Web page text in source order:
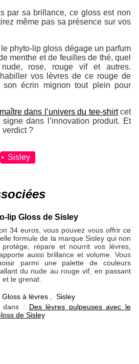
par sa brillance, ce gloss est non
même pas sa présence sur vos
le phyto-lip gloss dégage un parfum
menthe et de feuilles de thé, quel
rose, rouge vif et autres.
vos lèvres de ce rouge de
son écrin mignon tout plein pour
dans l’univers du tee-shirtcet
dans l’innovation produit. Et
verdict ?
Sisley
lip Gloss de Sisley
34 euros, vous pouvez vous offrir ce
formule de la marque Sisley qui non
protège, répare et nourrit vos lèvres,
aussi brillance et volume. Vous
parmi une palette de couleurs
du nude au rouge vif, en passant
le grenat.
Gloss à lèvres, Sisley
dans : Des lèvres pulpeuses avec le
de Sisley